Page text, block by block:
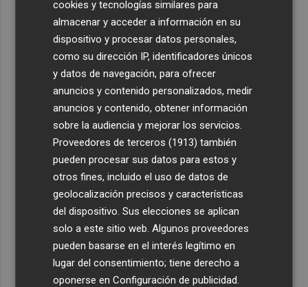
cookies y tecnologías similares para
almacenar y acceder a información en su
dispositivo y procesar datos personales,
como su dirección IP, identificadores únicos
y datos de navegación, para ofrecer
anuncios y contenido personalizados, medir
anuncios y contenido, obtener información
sobre la audiencia y mejorar los servicios.
Proveedores de terceros (1913) también
pueden procesar sus datos para estos y
otros fines, incluido el uso de datos de
geolocalización precisos y características
del dispositivo. Sus elecciones se aplican
solo a este sitio web. Algunos proveedores
pueden basarse en el interés legítimo en
lugar del consentimiento; tiene derecho a
oponerse enConfiguración de publicidad.